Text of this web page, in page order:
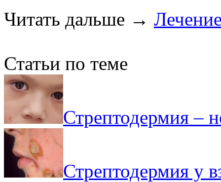
Читать дальше →
Статьи по теме
Стрептодермия –
Стрептодермия у